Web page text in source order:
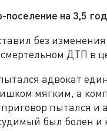
поселение на 3,5
без
ДТП в
адвокат
мягким, а
пытался и
был болен и